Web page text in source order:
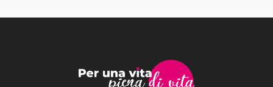
quindi è possibile integrarla
alle terapie prescritte dal
medico